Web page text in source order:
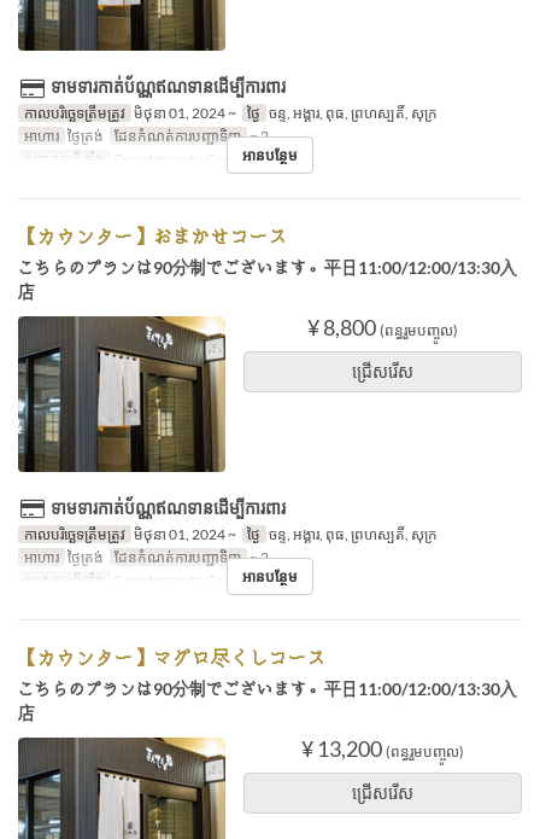
ទាមទារកាត់ប័ណ្ណឥណទានដើម្បីការពារ
កាលបរិច្ឆេទត្រឹមត្រូវ មិថុនា 01, 2024 ~ ថ្ងៃ ចន្ទ, អង្គារ, ពុធ, ព្រហស្បតិ៍, សុក្រ
អាហារ ថ្ងៃត្រង់ ដែនកំណត់ការបញ្ជាទិញ ~ 2
ប្រភេទកន្រ្ត័តាំង
Counter seats, Counter seats
អានបន្ថែម
【カウンター】おまかせコース
こちらのプランは90分制でございます。平日11:00/12:00/13:30入
店
¥ 8,800 (ពន្ធរួមបញ្ចូល)
ជ្រើសរើស
ទាមទារកាត់ប័ណ្ណឥណទានដើម្បីការពារ
កាលបរិច្ឆេទត្រឹមត្រូវ មិថុនា 01, 2024 ~ ថ្ងៃ ចន្ទ, អង្គារ, ពុធ, ព្រហស្បតិ៍, សុក្រ
អាហារ ថ្ងៃត្រង់ ដែនកំណត់ការបញ្ជាទិញ ~ 2
ប្រភេទកន្រ្ត័តាំង
Counter seats, Counter seats
អានបន្ថែម
【カウンター】マグロ尽くしコース
こちらのプランは90分制でございます。平日11:00/12:00/13:30入
店
¥ 13,200 (ពន្ធរួមបញ្ចូល)
ជ្រើសរើស